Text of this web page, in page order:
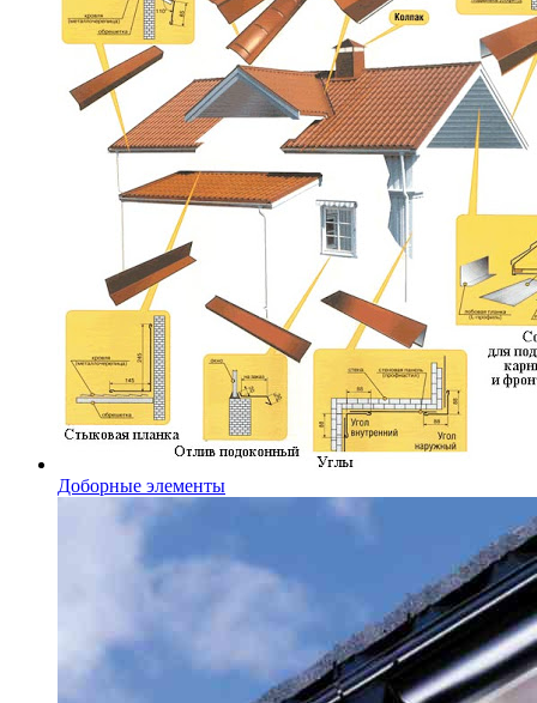
Доборные элементы